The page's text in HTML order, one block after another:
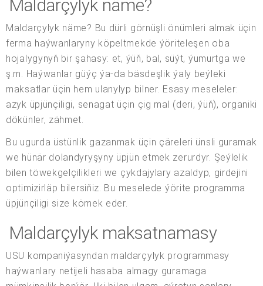
Maldarçylyk näme?
Maldarçylyk näme? Bu dürli görnüşli önümleri almak üçin
ferma haýwanlaryny köpeltmekde ýöriteleşen oba
hojalygynyň bir şahasy: et, ýüň, bal, süýt, ýumurtga we
ş.m. Haýwanlar güýç ýa-da bäsdeşlik ýaly beýleki
maksatlar üçin hem ulanylyp bilner. Esasy meseleler:
azyk üpjünçiligi, senagat üçin çig mal (deri, ýüň), organiki
dökünler, zähmet.
Bu ugurda üstünlik gazanmak üçin çäreleri ünsli guramak
we hünär dolandyryşyny üpjün etmek zerurdyr. Şeýlelik
bilen töwekgelçilikleri we çykdajylary azaldyp, girdejini
optimizirläp bilersiňiz. Bu meselede ýörite programma
üpjünçiligi size kömek eder.
Maldarçylyk maksatnamasy
USU kompaniýasyndan maldarçylyk programmasy
haýwanlary netijeli hasaba almagy guramaga